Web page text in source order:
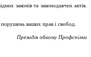
законів та законодавчих актів.
ваших прав і свобод.
Президія обкому Профспілки